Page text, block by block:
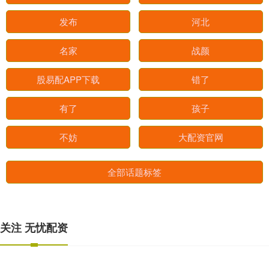
发布 河北
名家 战颜
股易配APP下载 错了
有了 孩子
不妨 大配资官网
全部话题标签
关注 无忧配资